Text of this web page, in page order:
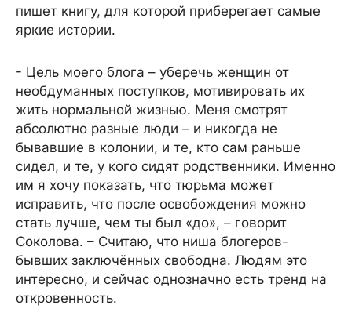
пишет книгу, для которой приберегает самые
яркие истории.
- Цель моего блога – уберечь женщин от
необдуманных поступков, мотивировать их
жить нормальной жизнью. Меня смотрят
абсолютно разные люди – и никогда не
бывавшие в колонии, и те, кто сам раньше
сидел, и те, у кого сидят родственники. Именно
им я хочу показать, что тюрьма может
исправить, что после освобождения можно
стать лучше, чем ты был «до», – говорит
Соколова. – Считаю, что ниша блогеров-
бывших заключённых свободна. Людям это
интересно, и сейчас однозначно есть тренд на
откровенность.